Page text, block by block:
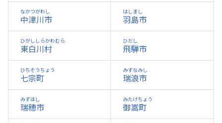
中津川市
なかつがわし
羽島市
はしまし
東白川村
ひがししらかわむら
飛騨市
ひだし
七宗町
ひちそうちょう
瑞浪市
みずなみし
瑞穂市
みずほし
御嵩町
みたけちょう